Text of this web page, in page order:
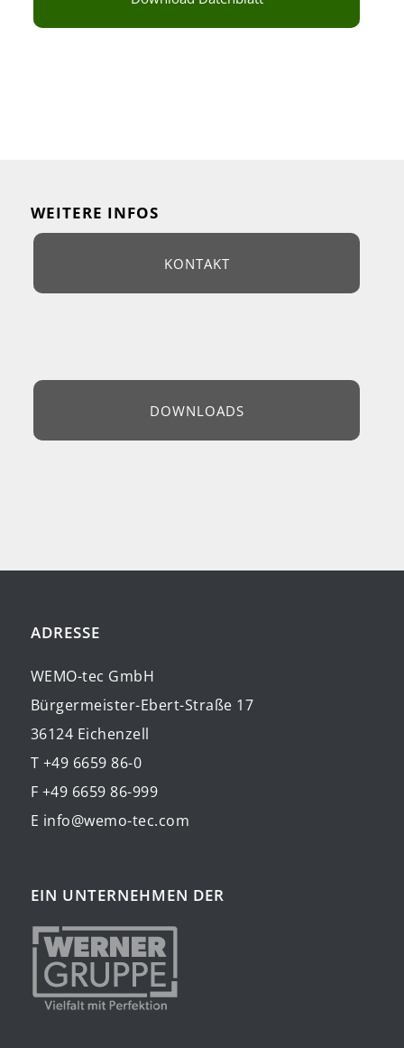
WEITERE INFOS
KONTAKT
DOWNLOADS
ADRESSE
WEMO-tec GmbH
Bürgermeister-Ebert-Straße 17
36124 Eichenzell
T +49 6659 86-0
F +49 6659 86-999
E info@wemo-tec.com
EIN UNTERNEHMEN DER